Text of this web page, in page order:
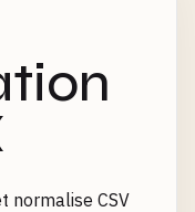
normalise CSV